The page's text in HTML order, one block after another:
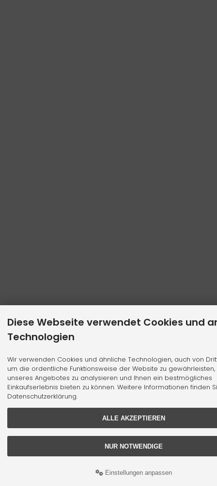
Diese Webseite verwendet Cookies und
Technologien
Wir verwenden Cookies und ähnliche Technologien, auch von
um die ordentliche Funktionsweise der Website zu gewährleisten,
unseres Angebotes zu analysieren und Ihnen ein bestmögliches
Einkaufserlebnis bieten zu können. Weitere Informationen finden
Datenschutzerklärung.
ALLE AKZEPTIEREN
NUR NOTWENDIGE
Einstellungen anpassen